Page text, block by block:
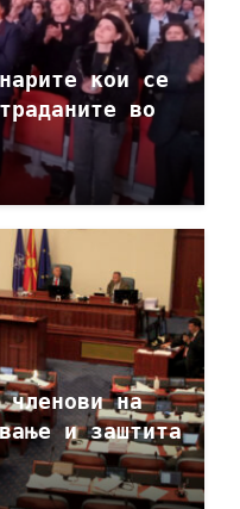
кои се
во
членови на
и заштита